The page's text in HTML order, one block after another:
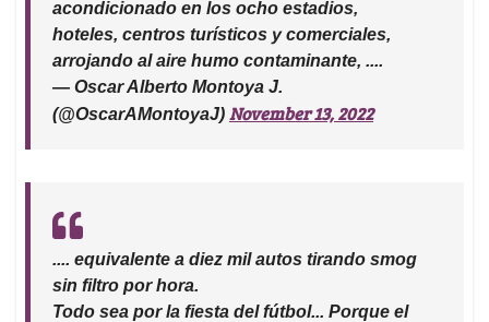
acondicionado en los ocho estadios,
hoteles, centros turísticos y comerciales,
arrojando al aire humo contaminante, ....
— Oscar Alberto Montoya J.
(@OscarAMontoyaJ) November 13, 2022
.... equivalente a diez mil autos tirando smog
sin filtro por hora.
Todo sea por la fiesta del fútbol... Porque el